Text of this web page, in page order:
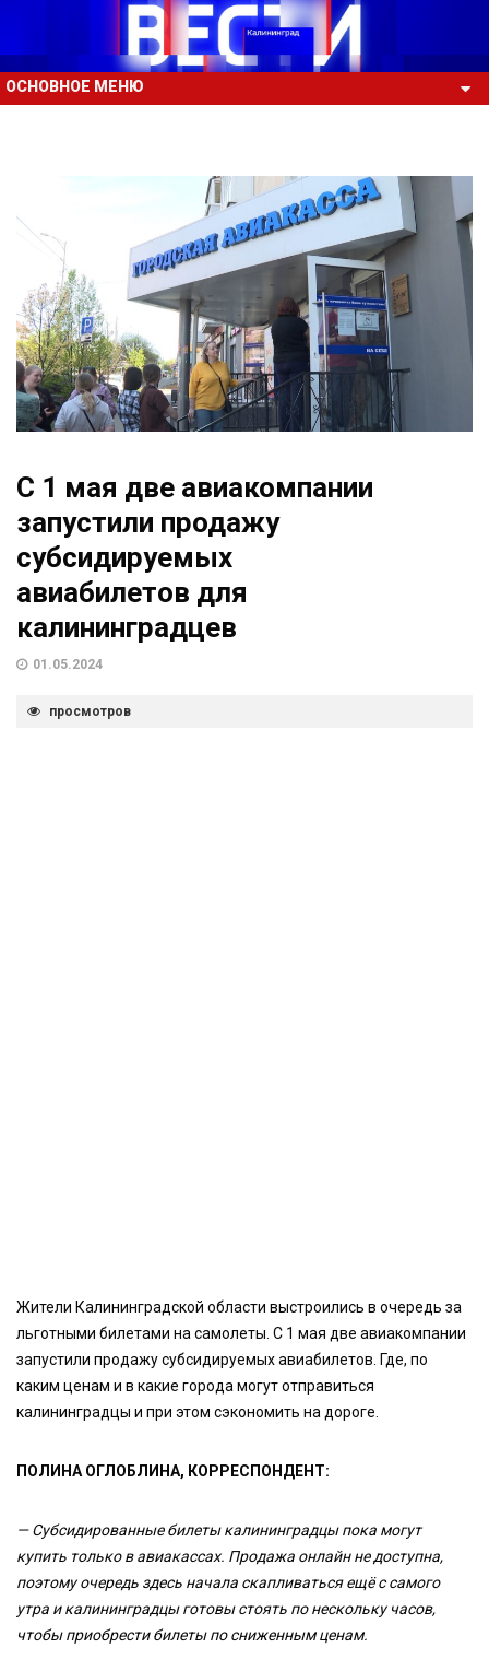
ОСНОВНОЕ МЕНЮ
С 1 мая две авиакомпании
запустили продажу
субсидируемых
авиабилетов для
калининградцев
01.05.2024
просмотров
Жители Калининградской области выстроились в очередь за
льготными билетами на самолеты. С 1 мая две авиакомпании
запустили продажу субсидируемых авиабилетов. Где, по
каким ценам и в какие города могут отправиться
калининградцы и при этом сэкономить на дороге.
ПОЛИНА ОГЛОБЛИНА, КОРРЕСПОНДЕНТ:
— Субсидированные билеты калининградцы пока могут
купить только в авиакассах. Продажа онлайн не доступна,
поэтому очередь здесь начала скапливаться ещё с самого
утра и калининградцы готовы стоять по нескольку часов,
чтобы приобрести билеты по сниженным ценам.